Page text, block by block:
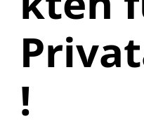
!